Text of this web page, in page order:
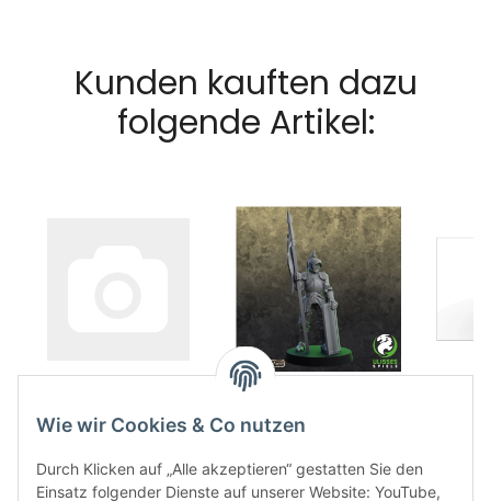
Kunden kauften dazu
folgende Artikel:
Custom Mattendruck
Mousepad (TCG)
23,49 €*
Lassar von
11,65 €
Wie wir Cookies & Co nutzen
Durch Klicken auf „Alle akzeptieren“ gestatten Sie den
Einsatz folgender Dienste auf unserer Website: YouTube,